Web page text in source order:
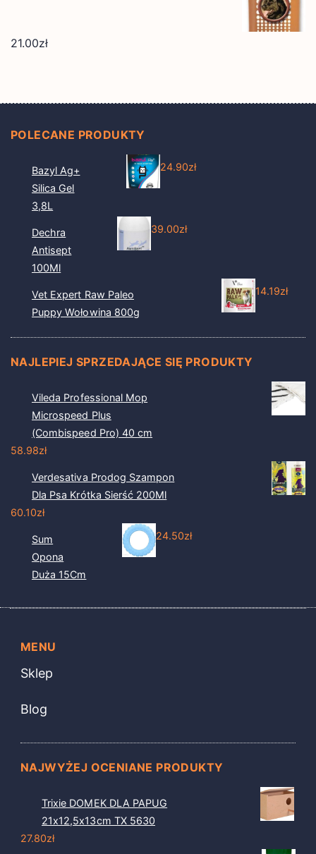
21.00zł
POLECANE PRODUKTY
Bazyl Ag+
Silica Gel
3,8L
24.90zł
Dechra
Antisept
100Ml
39.00zł
Vet Expert Raw Paleo
Puppy Wołowina 800g
14.19zł
NAJLEPIEJ SPRZEDAJĄCE SIĘ PRODUKTY
Vileda Professional Mop
Microspeed Plus
(Combispeed Pro) 40 cm
58.98zł
Verdesativa Prodog Szampon
Dla Psa Krótka Sierść 200Ml
60.10zł
Sum
Opona
Duża 15Cm
24.50zł
MENU
Sklep
Blog
NAJWYŻEJ OCENIANE PRODUKTY
Trixie DOMEK DLA PAPUG
21x12,5x13cm TX 5630
27.80zł